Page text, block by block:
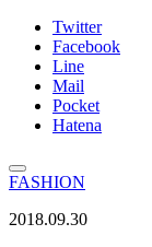
Twitter
Facebook
Line
Mail
Pocket
Hatena
FASHION
2018.09.30